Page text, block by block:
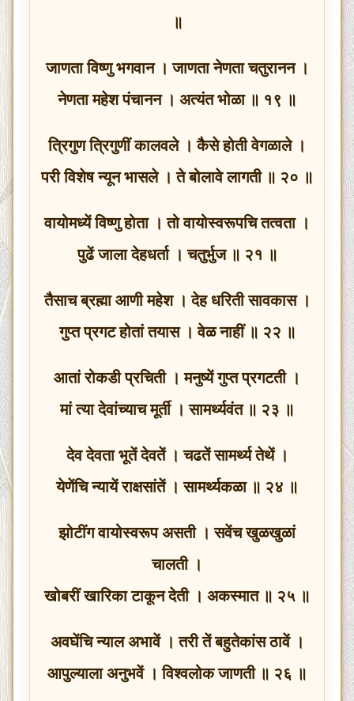
॥
जाणता विष्णु भगवान । जाणता नेणता चतुरानन ।
नेणता महेश पंचानन । अत्यंत भोळा ॥ १९ ॥
त्रिगुण त्रिगुणीं कालवले । कैसे होती वेगळाले ।
परी विशेष न्यून भासले । ते बोलावे लागती ॥ २० ॥
वायोमध्यें विष्णु होता । तो वायोस्वरूपचि तत्वता ।
पुढें जाला देहधर्ता । चतुर्भुज ॥ २१ ॥
तैसाच ब्रह्मा आणी महेश । देह धरिती सावकास ।
गुप्त प्रगट होतां तयास । वेळ नाहीं ॥ २२ ॥
आतां रोकडी प्रचिती । मनुष्यें गुप्त प्रगटती ।
मां त्या देवांच्याच मूर्ती । सामर्थ्यवंत ॥ २३ ॥
देव देवता भूतें देवतें । चढतें सामर्थ्य तेथें ।
येणेंचि न्यायें राक्षसांतें । सामर्थ्यकळा ॥ २४ ॥
झोटींग वायोस्वरूप असती । सवेंच खुळखुळां
चालती ।
खोबरीं खारिका टाकून देती । अकस्मात ॥ २५ ॥
अवघेंचि न्याल अभावें । तरी तें बहुतेकांस ठावें ।
आपुल्याला अनुभवें । विश्वलोक जाणती ॥ २६ ॥